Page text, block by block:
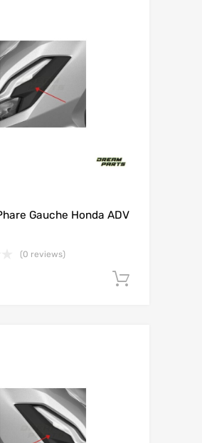
Gauche Honda ADV
(0 reviews)